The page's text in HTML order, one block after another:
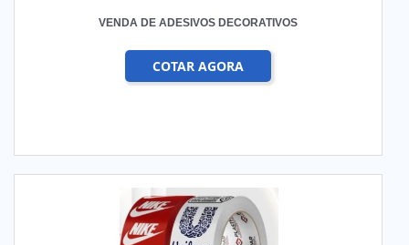
VENDA DE ADESIVOS DECORATIVOS
COTAR AGORA